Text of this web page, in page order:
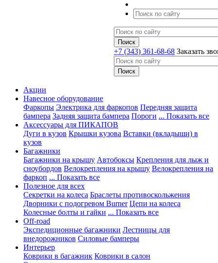
+7 (343) 361-68-68 Заказать
Акции
Навесное оборудование
Фаркопы Электрика для фаркопов Передняя защита
бампера Задняя защита бампера Пороги ... Показать все
Аксессуары для ПИКАПОВ
Дуги в кузов Крышки кузова Вставки (вкладыши) в
кузов
Багажники
Багажники на крышу Автобоксы Крепления для лыж и
сноубордов Велокрепления на крышу Велокрепления на
фаркоп ... Показать все
Полезное для всех
Секретки на колеса Браслеты противоскольжения
Дворники с подогревом Burner Цепи на колеса
Колесные болты и гайки ... Показать все
Off-road
Экспедиционные багажники Лестницы для
внедорожников Силовые бамперы
Интерьер
Коврики в багажник Коврики в салон